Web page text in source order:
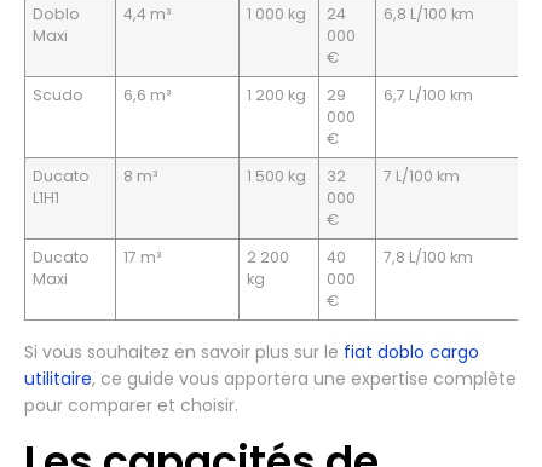
Doblo
Maxi
4,4 m³ 1 000 kg
24
000
€
6,8 L/100 km
Scudo 6,6 m³ 1 200 kg
29
000
€
6,7 L/100 km
Ducato
L1H1
8 m³ 1 500 kg
32
000
€
7 L/100 km
Ducato
Maxi
17 m³
2 200
kg
40
000
€
7,8 L/100 km
Si vous souhaitez en savoir plus sur le fiat doblo cargo
utilitaire, ce guide vous apportera une expertise complète
pour comparer et choisir.